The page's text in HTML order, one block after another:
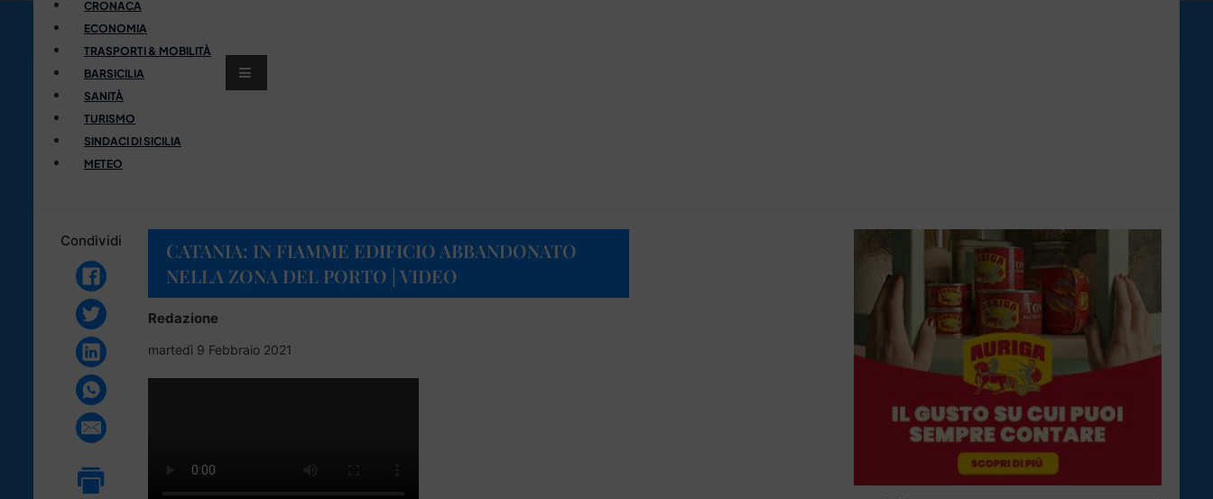
CRONACA
ECONOMIA
TRASPORTI & MOBILITÀ
BARSICILIA
SANITÀ
TURISMO
SINDACI DI SICILIA
METEO
Condividi
CATANIA: IN FIAMME EDIFICIO ABBANDONATO
NELLA ZONA DEL PORTO | VIDEO
Redazione
martedì 9 Febbraio 2021